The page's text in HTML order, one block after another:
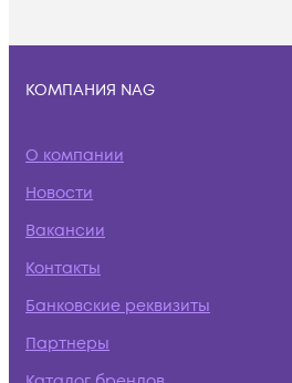
КОМПАНИЯ NAG
О компании
Новости
Вакансии
Контакты
Банковские реквизиты
Партнеры